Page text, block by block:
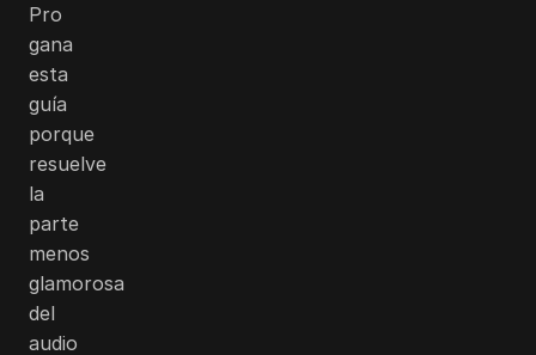
Pro
gana
esta
guía
porque
resuelve
la
parte
menos
glamorosa
del
audio